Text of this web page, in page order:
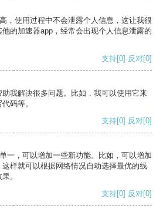
，使用过程中不会泄露个人信息，这让我很
的加速器app，经常会出现个人信息泄露的
支持[0] 反对[0]
我解决很多问题。比如，我可以使用它来
码等。
支持[0] 反对[0]
一，可以增加一些新功能。比如，可以增加
样就可以根据网络情况自动选择最优的线
。
支持[0] 反对[0]